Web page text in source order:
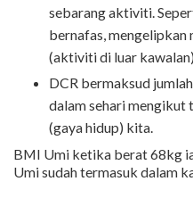
sebarang aktiviti.
bernafas, mengelipkan
(aktiviti di luar
DCR bermaksud
dalam sehari
(gaya hidup) kita.
BMI Umi ketika berat 68kg
Umi sudah termasuk dalam